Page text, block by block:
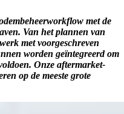
met de
Van het plannen van
met voorgeschreven
worden geïntegreerd om
Onze aftermarket-
op de meeste grote